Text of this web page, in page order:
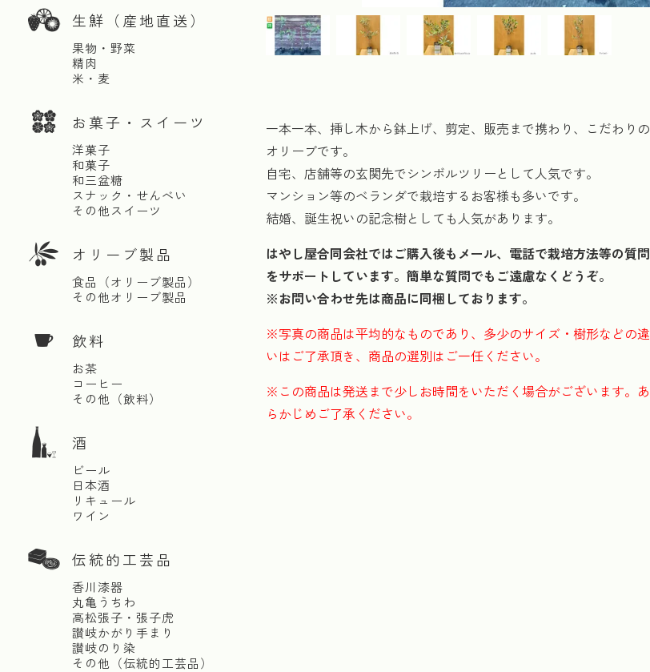
生鮮（産地直送）
果物・野菜
精肉
米・麦
お菓子・スイーツ
洋菓子
和菓子
和三盆糖
スナック・せんべい
その他スイーツ
オリーブ製品
食品（オリーブ製品）
その他オリーブ製品
飲料
お茶
コーヒー
その他（飲料）
酒
ビール
日本酒
リキュール
ワイン
伝統的工芸品
香川漆器
丸亀うちわ
高松張子・張子虎
讃岐かがり手まり
讃岐のり染
その他（伝統的工芸品）
一本一本、挿し木から鉢上げ、剪定、販売まで携わり、こだわりの
オリーブです。
自宅、店舗等の玄関先でシンボルツリーとして人気です。
マンション等のベランダで栽培するお客様も多いです。
結婚、誕生祝いの記念樹としても人気があります。
はやし屋合同会社ではご購入後もメール、電話で栽培方法等の質問
をサポートしています。簡単な質問でもご遠慮なくどうぞ。
※お問い合わせ先は商品に同梱しております。
※写真の商品は平均的なものであり、多少のサイズ・樹形などの違
いはご了承頂き、商品の選別はご一任ください。
※この商品は発送まで少しお時間をいただく場合がございます。あ
らかじめご了承ください。